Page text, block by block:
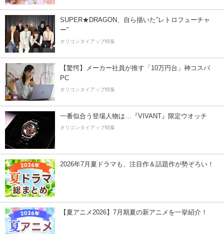
SUPER★DRAGON、自ら描いた”レトロフューチャ
ー”
オリコンタイアップ特集
【驚愕】メーカー社員が推す「10万円台」神コスパ
PC
オリコンタイアップ特集
一番似合う登場人物は…『VIVANT』限定ウオッチ
オリコンタイアップ特集
2026年7月夏ドラマも、注目作＆話題作が勢ぞろい！
【夏アニメ2026】7月期夏の新アニメを一挙紹介！